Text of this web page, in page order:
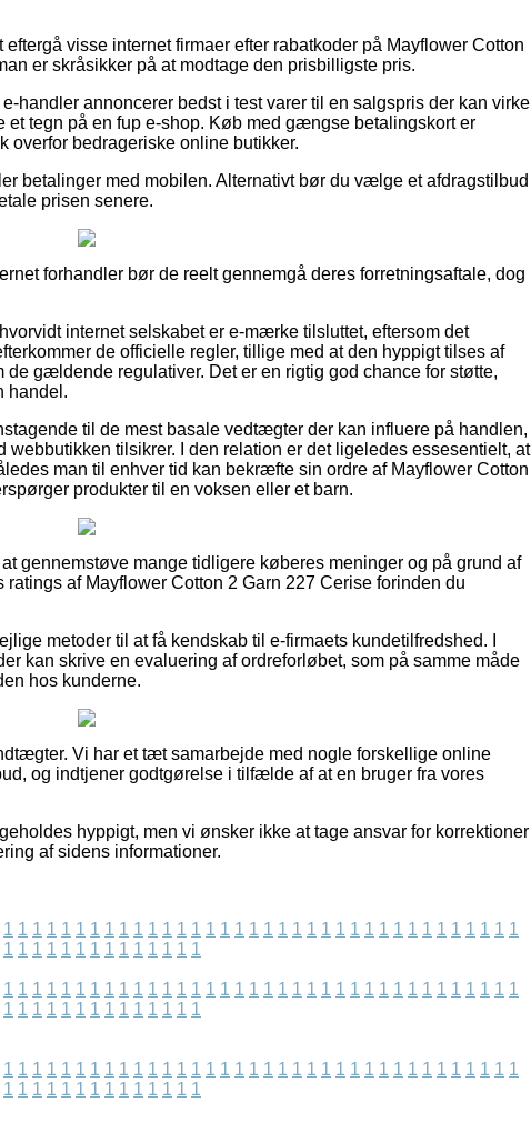
visse internet firmaer efter rabatkoder på Mayflower Cotton
er skråsikker på at modtage den prisbilligste pris.
handler annoncerer bedst i test varer til en salgspris der kan virke
tegn på en fup e-shop. Køb med gængse betalingskort er
overfor bedrageriske online butikker.
betalinger med mobilen. Alternativt bør du vælge et afdragstilbud
prisen senere.
forhandler bør de reelt gennemgå deres forretningsaftale, dog
internet selskabet er e-mærke tilsluttet, eftersom det
de officielle regler, tillige med at den hyppigt tilses af
gældende regulativer. Det er en rigtig god chance for støtte,
handel.
til de mest basale vedtægter der kan influere på handlen,
tilsikrer. I den relation er det ligeledes essesentielt, at
man til enhver tid kan bekræfte sin ordre af Mayflower Cotton
produkter til en voksen eller et barn.
gennemstøve mange tidligere køberes meninger og på grund af
af Mayflower Cotton 2 Garn 227 Cerise forinden du
metoder til at få kendskab til e-firmaets kundetilfredshed. I
kan skrive en evaluering af ordreforløbet, som på samme måde
hos kunderne.
Vi har et tæt samarbejde med nogle forskellige online
og indtjener godtgørelse i tilfælde af at en bruger fra vores
hyppigt, men vi ønsker ikke at tage ansvar for korrektioner
af sidens informationer.
1 1 1 1 1 1 1 1 1 1 1 1 1 1 1 1 1 1 1 1 1 1 1 1 1 1 1 1 1 1 1 1 1 1 1 1
1 1 1 1 1 1 1 1 1 1 1 1 1 1
1 1 1 1 1 1 1 1 1 1 1 1 1 1 1 1 1 1 1 1 1 1 1 1 1 1 1 1 1 1 1 1 1 1 1 1
1 1 1 1 1 1 1 1 1 1 1 1 1 1
1 1 1 1 1 1 1 1 1 1 1 1 1 1 1 1 1 1 1 1 1 1 1 1 1 1 1 1 1 1 1 1 1 1 1 1
1 1 1 1 1 1 1 1 1 1 1 1 1 1